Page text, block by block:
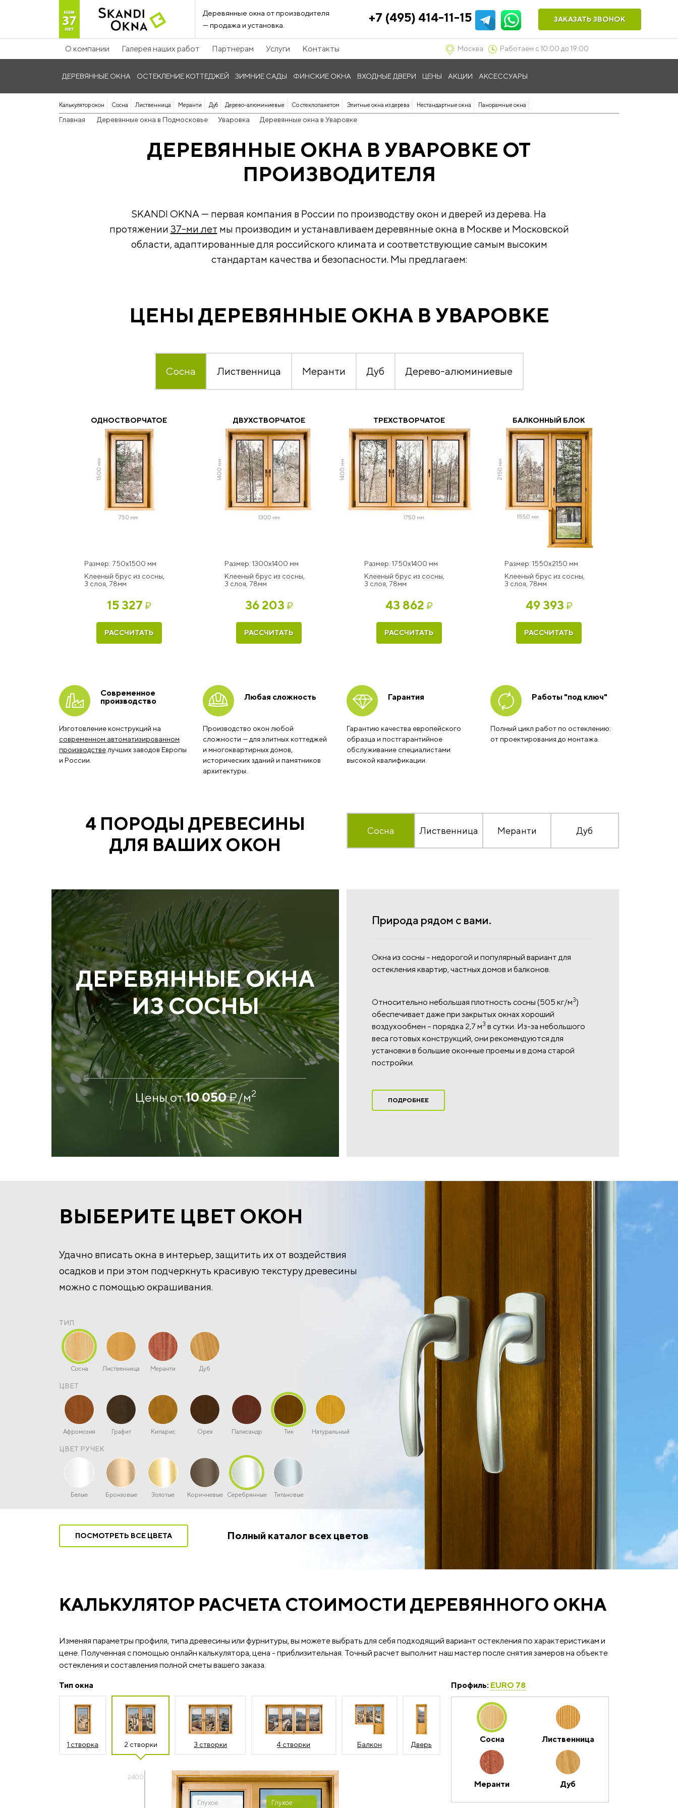
Деревянные окна от производителя
— продажа и установка.
+7 (495) 414-11-15 ЗАКАЗАТЬ ЗВОНОК
О компании Галерея наших работ Партнерам Услуги Контакты Москва Работаем с 10:00 до 19:00
ДЕРЕВЯННЫЕ ОКНА ОСТЕКЛЕНИЕ КОТТЕДЖЕЙ ЗИМНИЕ САДЫ ФИНСКИЕ ОКНА ВХОДНЫЕ ДВЕРИ ЦЕНЫ АКЦИИ АКСЕССУАРЫ
Калькулятор окон Сосна Лиственница Меранти Дуб Дерево-алюминиевые Со стеклопакетом Элитные окна из дерева Нестандартные окна
Панорамные окна
Панорамные дерево-алюминиевые
Главная Деревянные окна в Подмосковье Уваровка Деревянные окна в Уваровке
ДЕРЕВЯННЫЕ ОКНА В УВАРОВКЕ ОТ
ПРОИЗВОДИТЕЛЯ
SKANDI OKNA — первая компания в России по производству окон и дверей из дерева. На
протяжении 37-ми лет мы производим и устанавливаем деревянные окна в Москве и Московской
области, адаптированные для российского климата и соответствующие самым высоким
стандартам качества и безопасности. Мы предлагаем:
ЦЕНЫ ДЕРЕВЯННЫЕ ОКНА В УВАРОВКЕ
Сосна Лиственница Меранти Дуб Дерево-алюминиевые
ОДНОСТВОРЧАТОЕ
Размер: 750x1500 мм
Клееный брус из сосны,
3 слоя, 78мм
15 327 ₽
РАССЧИТАТЬ
ДВУХСТВОРЧАТОЕ
Размер: 1300x1400 мм
Клееный брус из сосны,
3 слоя, 78мм
36 203 ₽
РАССЧИТАТЬ
ТРЕХСТВОРЧАТОЕ
Размер: 1750x1400 мм
Клееный брус из сосны,
3 слоя, 78мм
43 862 ₽
РАССЧИТАТЬ
БАЛКОННЫЙ БЛОК
Размер: 1550x2150 мм
Клееный брус из сосны,
3 слоя, 78мм
49 393 ₽
РАССЧИТАТЬ
Современное
производство
Изготовление конструкций на
современном автоматизированном
производстве лучших заводов Европы
и России.
Любая сложность
Производство окон любой
сложности — для элитных коттеджей
и многоквартирных домов,
исторических зданий и памятников
архитектуры.
Гарантия
Гарантию качества европейского
образца и постгарантийное
обслуживание специалистами
высокой квалификации.
Работы "под ключ"
Полный цикл работ по остеклению:
от проектирования до монтажа.
4 ПОРОДЫ ДРЕВЕСИНЫ
ДЛЯ ВАШИХ ОКОН
Сосна Лиственница Меранти Дуб
ДЕРЕВЯННЫЕ ОКНА
ИЗ СОСНЫ
Цены от10 050₽/м2
Природа рядом с вами.
Окна из сосны – недорогой и популярный вариант для
остекления квартир, частных домов и балконов.
Относительно небольшая плотность сосны (505 кг/м3)
обеспечивает даже при закрытых окнах хороший
воздухообмен – порядка 2,7 м3 в сутки. Из-за небольшого
веса готовых конструкций, они рекомендуются для
установки в большие оконные проемы и в дома старой
постройки.
ПОДРОБНЕЕ
ВЫБЕРИТЕ ЦВЕТ ОКОН
Удачно вписать окна в интерьер, защитить их от воздействия
осадков и при этом подчеркнуть красивую текстуру древесины
можно с помощью окрашивания.
ТИП
Сосна Лиственница Меранти Дуб
ЦВЕТ
Афромозия Графит Кипарис Орех Палисандр Тик Натуральный
ЦВЕТ РУЧЕК
Белые Бронзовые Золотые Коричневые Серебрянные Титановые
ПОСМОТРЕТЬ ВСЕ ЦВЕТА Полный каталог всех цветов
КАЛЬКУЛЯТОР РАСЧЕТА СТОИМОСТИ ДЕРЕВЯННОГО ОКНА
Изменяя параметры профиля, типа древесины или фурнитуры, вы можете выбрать для себя подходящий вариант остекления по характеристикам и
цене. Полученная с помощью онлайн калькулятора, цена - приблизительная. Точный расчет выполнит наш мастер после снятия замеров на объекте
остекления и составления полной сметы вашего заказа.
Тип окна
1 створка 2 створки 3 створки 4 створки Балкон Дверь
Профиль: EURO 78
Сосна Лиственница
Меранти Дуб
2400
Глухое Глухое